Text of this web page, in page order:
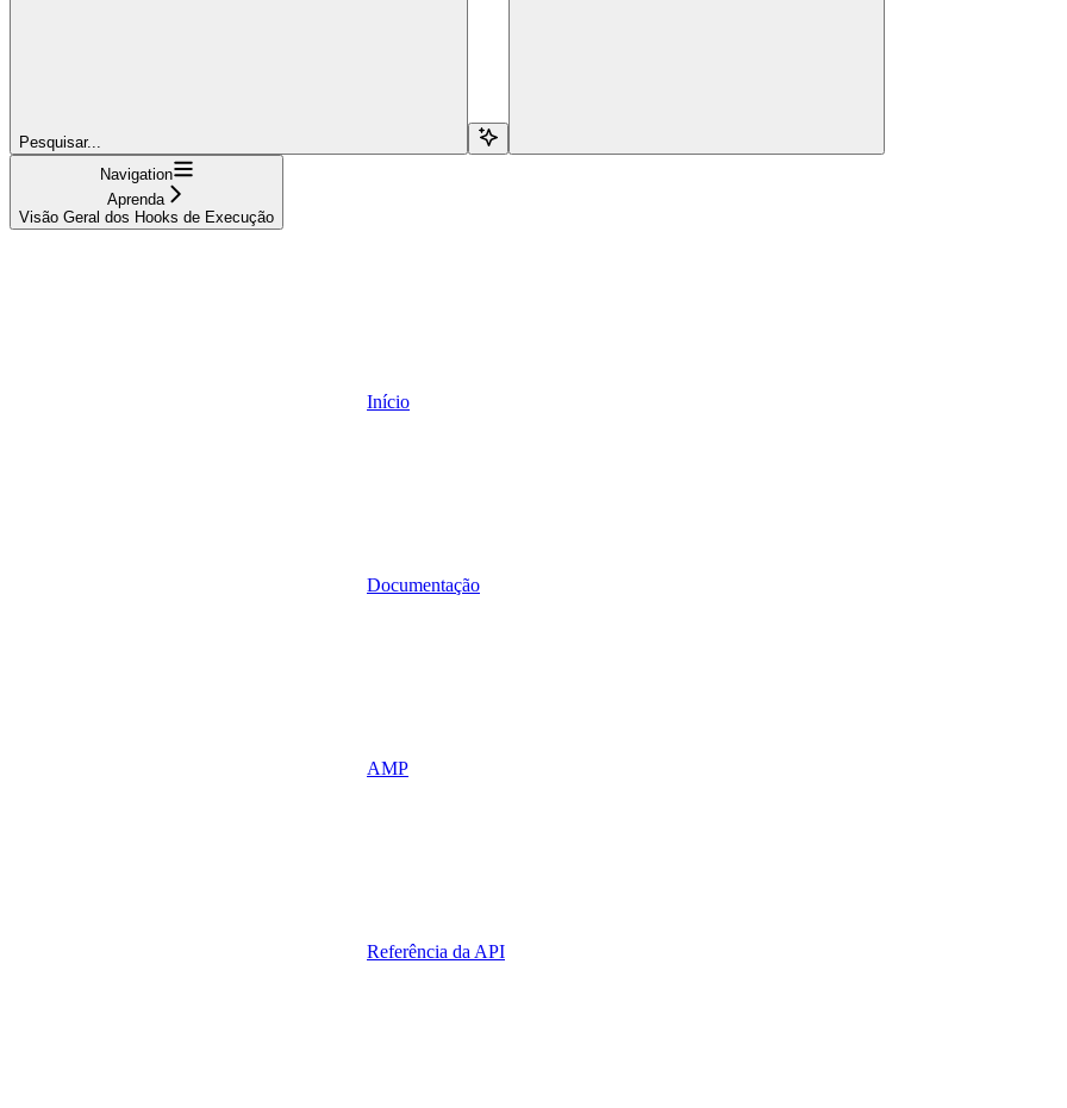
Pesquisar...
Navigation
Aprenda
Visão Geral dos Hooks de Execução
Início
Documentação
AMP
Referência da API